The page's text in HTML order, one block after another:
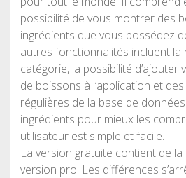
possibilité de vous montrer des
ingrédients que vous possédez
autres fonctionnalités incluent la
catégorie, la possibilité
de boissons à l’application et
régulières de la base de
ingrédients pour mieux les
utilisateur est simple et facile.
La version gratuite contient de
version pro. Les différences